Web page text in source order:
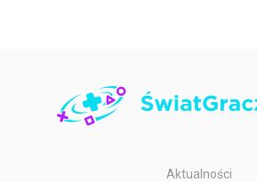
Aktualności